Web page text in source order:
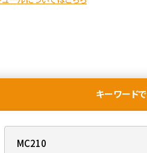
キーワード